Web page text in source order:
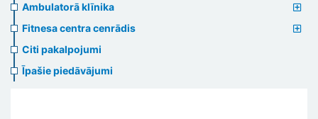
Ambulatorā klīnika
Fitnesa centra cenrādis
Citi pakalpojumi
Īpašie piedāvājumi